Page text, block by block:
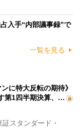
入手“内部議事録”で
一覧を見る
に特大反転の期待》
第1四半期決算、…
スタンダード・